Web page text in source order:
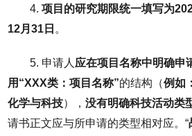
4.项目的研究期限统一填写为
12月31 日 。
5. 申请人 应在项目名称中明确申
用“XXX类：项目名称”的结构（例如
化学与科技），没有明确科技活动类
请书正文应与所申请的类型相对应。“